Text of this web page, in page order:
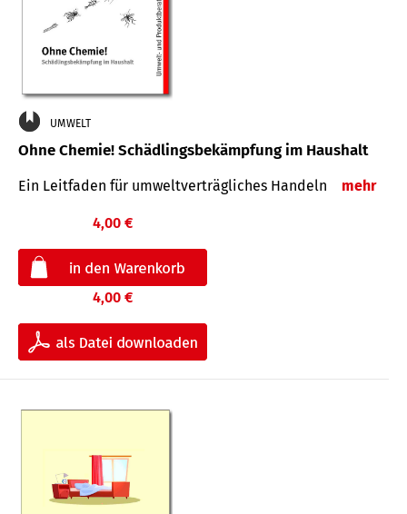
UMWELT
Ohne Chemie! Schädlingsbekämpfung im Haushalt
Ein Leitfaden für um­welt­ver­träg­liches Han­deln mehr
4,00 €
4,00 €